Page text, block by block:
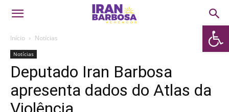
Abrir
Início Notícias
Notícias
Deputado Iran Barbosa
apresenta dados do Atlas da